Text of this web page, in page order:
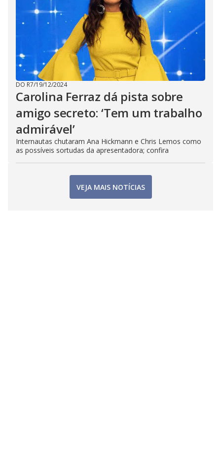
DO R7/19/12/2024
Carolina Ferraz dá pista sobre
amigo secreto: ‘Tem um trabalho
admirável’
Internautas chutaram Ana Hickmann e Chris Lemos como
as possíveis sortudas da apresentadora; confira
VEJA MAIS NOTÍCIAS